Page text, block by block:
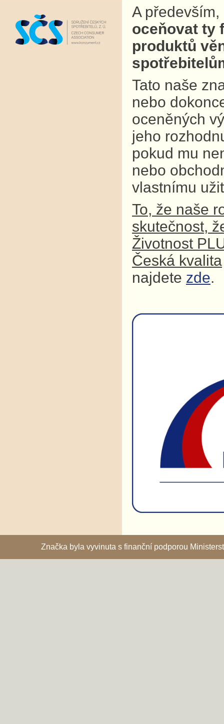
A především,
oceňovat ty
produktů
Tato naše
nebo
oceněných
jeho
pokud mu
nebo
vlastnímu
To, že naše
skutečnost,
Životnost
Česká kvalita
najdete zde.
Značka byla vyvinuta s finanční podporou